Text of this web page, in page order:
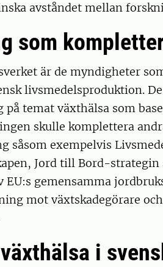
avståndet mellan
som
är de myndigheter
livsmedelsproduktion.
på temat växthälsa som
skulle komplettera
såsom exempelvis
Jord till Bord-strategin
EU:s gemensamma
mot växtskadegörare
i